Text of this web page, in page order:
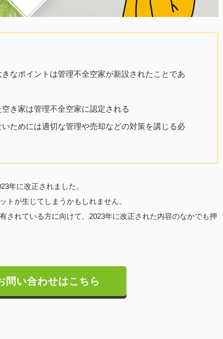
なポイントは管理不全空家が新設されたことであ
き家は管理不全空家に認定される
ためには適切な管理や売却などの対策を講じる必
年に改正されました。
トが生じてしまうかもしれません。
されている方に向けて、2023年に改正された内容のなかでも押
問い合わせはこちら